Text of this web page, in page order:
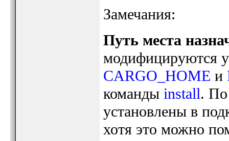
Замечания:
Путь места
модифицируются
CARGO_HOME и
команды install. По
установлены в
хотя это можно